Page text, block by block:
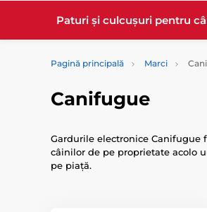
Paturi și culcușuri pentru
Pagină principală Marci
Canifugue
Gardurile electronice Canifugue
câinilor de pe proprietate acolo
pe piață.